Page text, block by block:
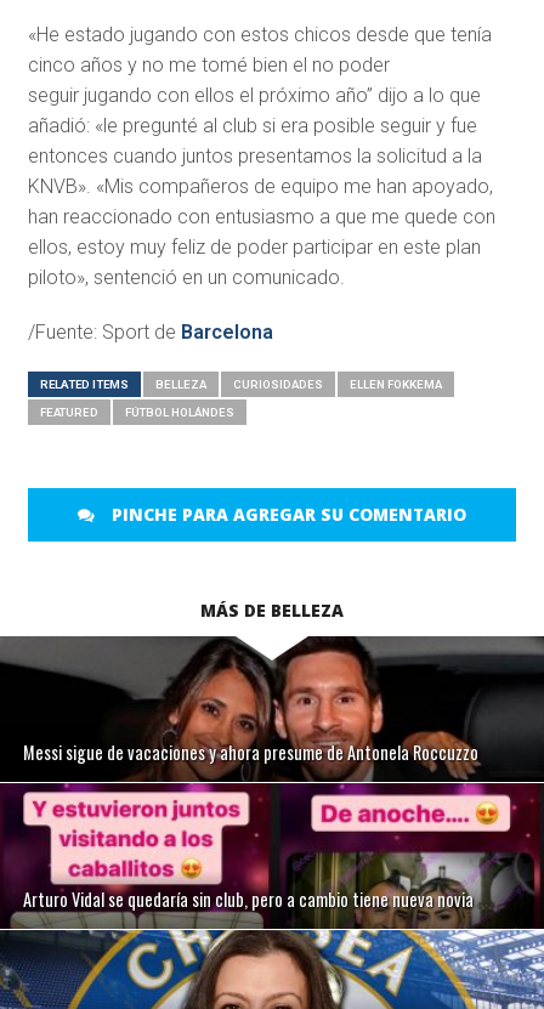
«He estado jugando con estos chicos desde que tenía
cinco años y no me tomé bien el no poder
seguir jugando con ellos el próximo año” dijo a lo que
añadió: «le pregunté al club si era posible seguir y fue
entonces cuando juntos presentamos la solicitud a la
KNVB». «Mis compañeros de equipo me han apoyado,
han reaccionado con entusiasmo a que me quede con
ellos, estoy muy feliz de poder participar en este plan
piloto», sentenció en un comunicado.
/Fuente: Sport de Barcelona
RELATED ITEMS BELLEZA CURIOSIDADES ELLEN FOKKEMA
FEATURED FÚTBOL HOLÁNDES
PINCHE PARA AGREGAR SU COMENTARIO
MÁS DE BELLEZA
Messi sigue de vacaciones y ahora presume de Antonela Roccuzzo
Arturo Vidal se quedaría sin club, pero a cambio tiene nueva novia